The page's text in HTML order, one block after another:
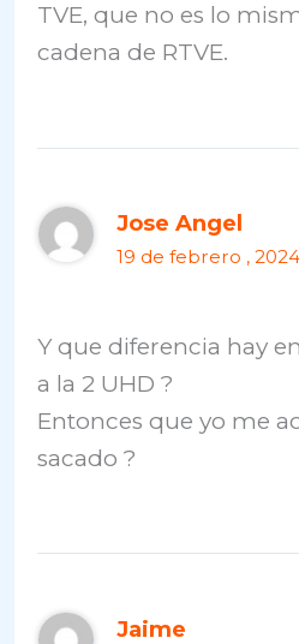
TVE, que no es lo
cadena de RTVE.
Jose Angel
19 de febrero ,
Y que diferencia hay
a la 2 UHD ?
Entonces que yo me
sacado ?
Jaime